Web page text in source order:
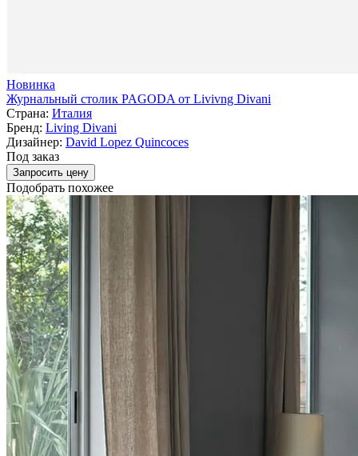
Новинка
Журнальный столик PAGODA от Livivng Divani
Страна: Италия
Бренд: Living Divani
Дизайнер: David Lopez Quincoces
Под заказ
Запросить цену
Подобрать похожее